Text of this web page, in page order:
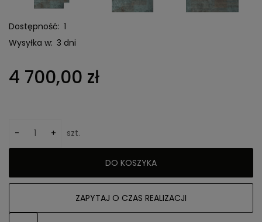
Dostępność: 1
Wysyłka w: 3 dni
4 700,00 zł
- + szt.
DO KOSZYKA
ZAPYTAJ O CZAS REALIZACJI